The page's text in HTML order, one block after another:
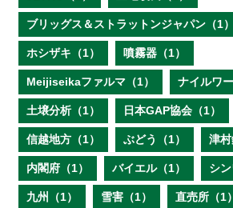
ブリッグス＆ストラットンジャパン（1）
ホシザキ（1） 噴霧器（1）
Meijiseikaファルマ（1） ナイルワ
土壌分析（1） 日本GAP協会（1）
信越地方（1） ぶどう（1） 津村
内閣府（1） バイエル（1） シン
九州（1） 雪害（1） 直売所（1）